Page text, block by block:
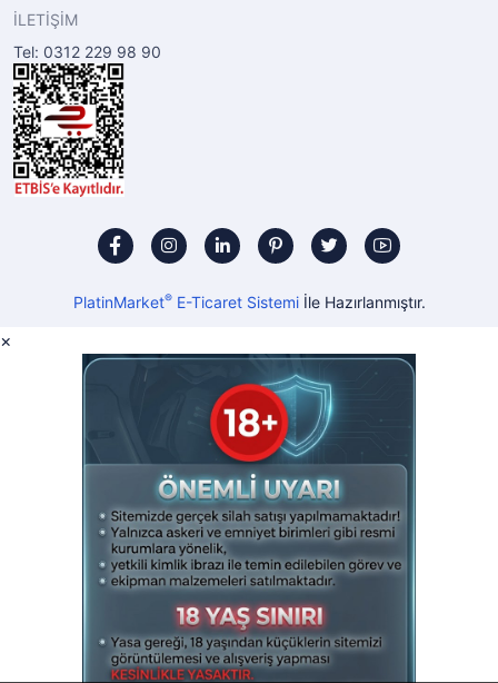
İLETİŞİM
Tel: 0312 229 98 90
PlatinMarket®E-Ticaret Sistemiİle Hazırlanmıştır.
×